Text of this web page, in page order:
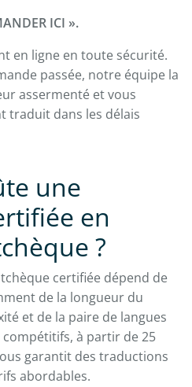
ICI ».
en ligne en toute sécurité.
passée, notre équipe la
assermenté et vous
traduit dans les délais
une
en
?
certifiée dépend de
de la longueur du
et de la paire de langues
à partir de 25
garantit des traductions
abordables.